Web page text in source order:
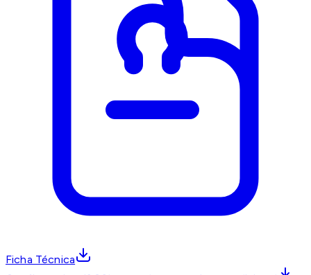
Ficha Técnica